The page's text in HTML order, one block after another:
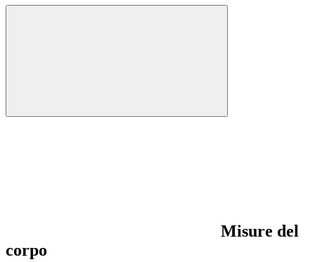
Misure del
corpo